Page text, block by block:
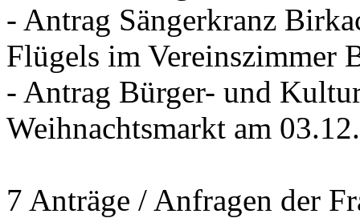
- Antrag Sängerkranz
Flügels im Vereinszimmer
- Antrag Bürger- und
Weihnachtsmarkt am
7 Anträge / Anfragen der